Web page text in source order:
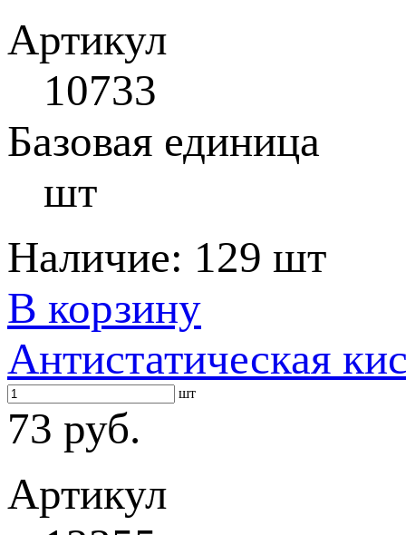
Артикул
10733
Базовая единица
шт
Наличие: 129 шт
В корзину
Антистатическая
шт
73 руб.
Артикул